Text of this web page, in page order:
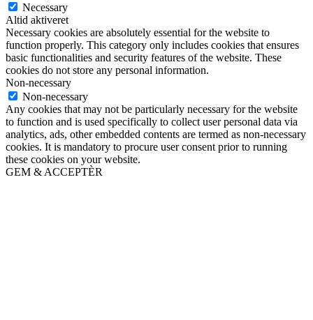
Necessary
Altid aktiveret
Necessary cookies are absolutely essential for the website to
function properly. This category only includes cookies that ensures
basic functionalities and security features of the website. These
cookies do not store any personal information.
Non-necessary
Non-necessary
Any cookies that may not be particularly necessary for the website
to function and is used specifically to collect user personal data via
analytics, ads, other embedded contents are termed as non-necessary
cookies. It is mandatory to procure user consent prior to running
these cookies on your website.
GEM & ACCEPTÈR